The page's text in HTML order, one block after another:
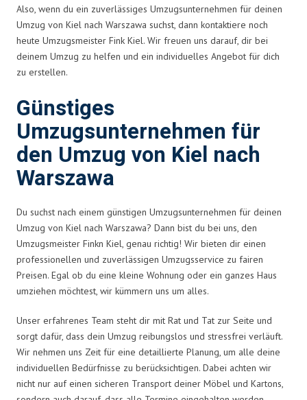
Also, wenn du ein zuverlässiges Umzugsunternehmen für deinen
Umzug von Kiel nach Warszawa suchst, dann kontaktiere noch
heute Umzugsmeister Fink Kiel. Wir freuen uns darauf, dir bei
deinem Umzug zu helfen und ein individuelles Angebot für dich
zu erstellen.
Günstiges
Umzugsunternehmen für
den Umzug von Kiel nach
Warszawa
Du suchst nach einem günstigen Umzugsunternehmen für deinen
Umzug von Kiel nach Warszawa? Dann bist du bei uns, den
Umzugsmeister Finkn Kiel, genau richtig! Wir bieten dir einen
professionellen und zuverlässigen Umzugsservice zu fairen
Preisen. Egal ob du eine kleine Wohnung oder ein ganzes Haus
umziehen möchtest, wir kümmern uns um alles.
Unser erfahrenes Team steht dir mit Rat und Tat zur Seite und
sorgt dafür, dass dein Umzug reibungslos und stressfrei verläuft.
Wir nehmen uns Zeit für eine detaillierte Planung, um alle deine
individuellen Bedürfnisse zu berücksichtigen. Dabei achten wir
nicht nur auf einen sicheren Transport deiner Möbel und Kartons,